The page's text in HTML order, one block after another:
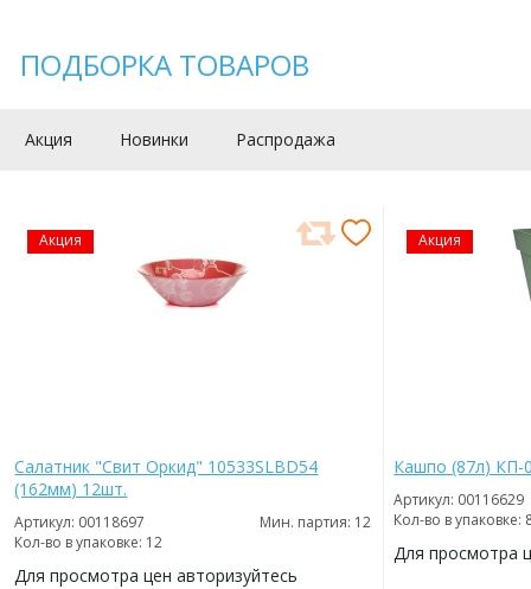
ПОДБОРКА ТОВАРОВ
Акция Новинки Распродажа
Акция
Салатник "Свит Оркид" 10533SLBD54
(162мм) 12шт.
Артикул: 00118697
Мин. партия: 12
Кол-во в упаковке: 12
Для просмотра цен авторизуйтесь
Акция
Кашпо (87л) КП-
Артикул: 00116629
Кол-во в упаковке:
Для просмотра